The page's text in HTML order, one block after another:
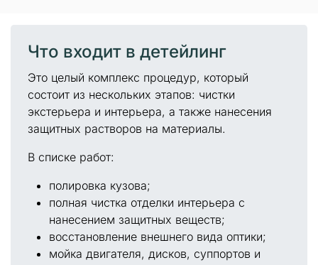
Что входит в детейлинг
Это целый комплекс процедур, который
состоит из нескольких этапов: чистки
экстерьера и интерьера, а также нанесения
защитных растворов на материалы.
В списке работ:
полировка кузова;
полная чистка отделки интерьера с
нанесением защитных веществ;
восстановление внешнего вида оптики;
мойка двигателя, дисков, суппортов и